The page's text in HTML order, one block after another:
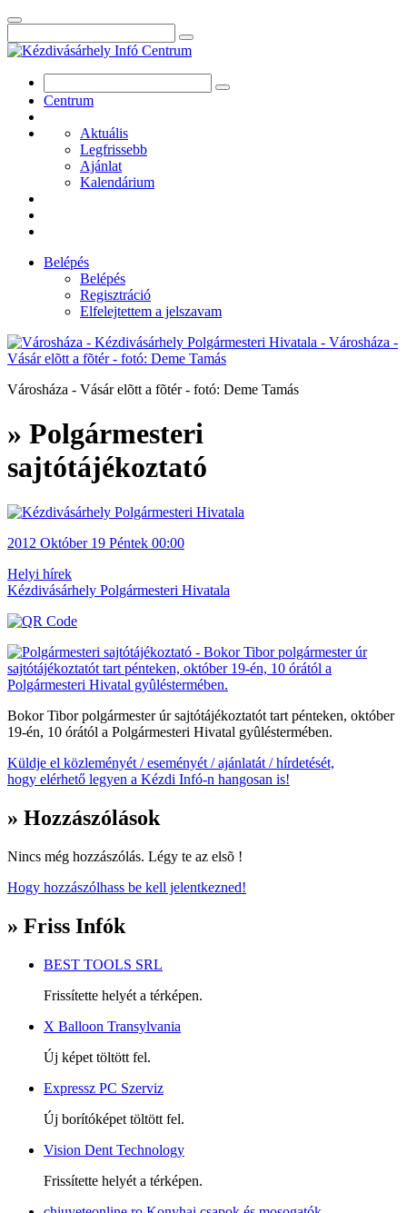
Centrum
Aktuális
Legfrissebb
Ajánlat
Kalendárium
Belépés
Belépés
Regisztráció
Elfelejtettem a jelszavam
Városháza - Vásár elõtt a fõtér - fotó: Deme Tamás
» Polgármesteri
sajtótájékoztató
2012 Október 19 Péntek 00:00
Helyi hírek
Kézdivásárhely Polgármesteri Hivatala
Bokor Tibor polgármester úr sajtótájékoztatót tart pénteken, október
19-én, 10 órától a Polgármesteri Hivatal gyûléstermében.
Küldje el közleményét / eseményét / ajánlatát / hírdetését,
hogy elérhető legyen a Kézdi Infó-n hangosan is!
» Hozzászólások
Nincs még hozzászólás. Légy te az elsõ !
Hogy hozzászólhass be kell jelentkezned!
» Friss Infók
BEST TOOLS SRL
Frissítette helyét a térképen.
X Balloon Transylvania
Új képet töltött fel.
Expressz PC Szerviz
Új borítóképet töltött fel.
Vision Dent Technology
Frissítette helyét a térképen.